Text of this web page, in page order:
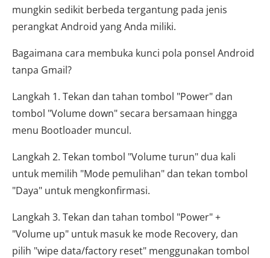
mungkin sedikit berbeda tergantung pada jenis
perangkat Android yang Anda miliki.
Bagaimana cara membuka kunci pola ponsel Android
tanpa Gmail?
Langkah 1. Tekan dan tahan tombol "Power" dan
tombol "Volume down" secara bersamaan hingga
menu Bootloader muncul.
Langkah 2. Tekan tombol "Volume turun" dua kali
untuk memilih "Mode pemulihan" dan tekan tombol
"Daya" untuk mengkonfirmasi.
Langkah 3. Tekan dan tahan tombol "Power" +
"Volume up" untuk masuk ke mode Recovery, dan
pilih "wipe data/factory reset" menggunakan tombol